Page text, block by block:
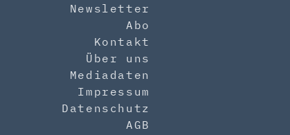
Newsletter
Abo
Kontakt
Über uns
Mediadaten
Impressum
Datenschutz
AGB